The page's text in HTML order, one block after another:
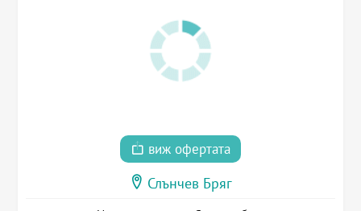
виж офертата
Слънчев Бряг